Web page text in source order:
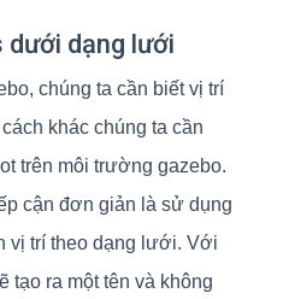
dưới dạng lưới
chúng ta cần biết vị trí
khác chúng ta cần
trên môi trường gazebo.
cận đơn giản là sử dụng
vị trí theo dạng lưới. Với
tạo ra một tên và không